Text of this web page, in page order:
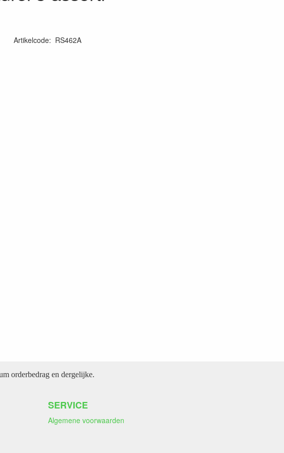
Artikelcode: RS462A
orderbedrag en dergelijke.
SERVICE
Algemene voorwaarden